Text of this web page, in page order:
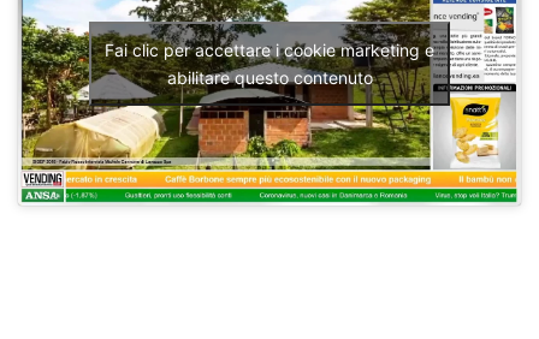
Fai clic per accettare i cookie marketing e
abilitare questo contenuto